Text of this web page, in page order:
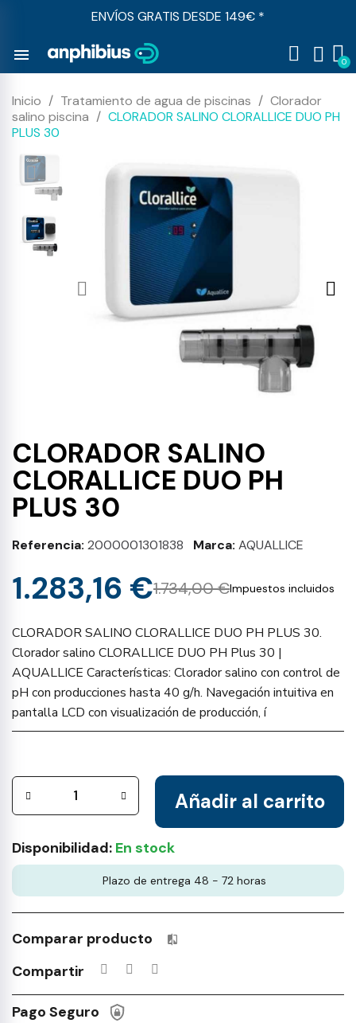
ENVÍOS GRATIS DESDE 149€ *
menu
Inicio Tratamiento de agua de piscinas
Clorador
salino piscina
CLORADOR SALINO CLORALLICE DUO PH
PLUS 30
CLORADOR SALINO
CLORALLICE DUO PH
PLUS 30
Referencia 2000001301838 Marca AQUALLICE
1.734,00 €
1.283,16 € Impuestos incluidos
CLORADOR SALINO CLORALLICE DUO PH PLUS 30.
Clorador salino CLORALLICE DUO PH Plus 30 |
AQUALLICE Características: Clorador salino con control de
pH con producciones hasta 40 g/h. Navegación intuitiva en
pantalla LCD con visualización de producción, í
Añadir al carrito
Disponibilidad: En stock
Plazo de entrega 48 - 72 horas
Comparar producto Productos incluidos en tu lista
Compartir
Pago Seguro